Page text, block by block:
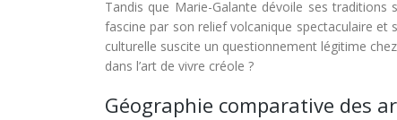
Tandis que Marie-Galante dévoile ses traditions
fascine par son relief volcanique spectaculaire et
culturelle suscite un questionnement légitime
dans l’art de vivre créole ?
Géographie comparative des